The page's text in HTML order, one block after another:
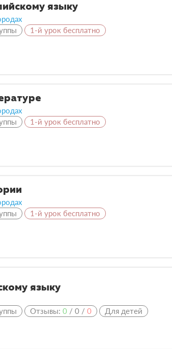
языку
1-й урок бесплатно
1-й урок бесплатно
1-й урок бесплатно
языку
Отзывы: 0 / 0 / 0 Для детей